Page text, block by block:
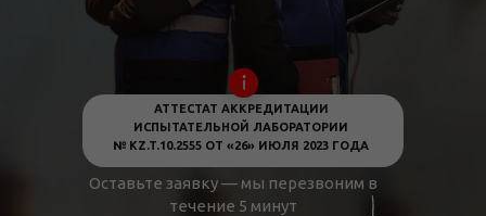
АТТЕСТАТ АККРЕДИТАЦИИ
ИСПЫТАТЕЛЬНОЙ ЛАБОРАТОРИИ
№ KZ.T.10.2555 ОТ «26» ИЮЛЯ 2023 ГОДА
Оставьте заявку — мы перезвоним в
течение 5 минут